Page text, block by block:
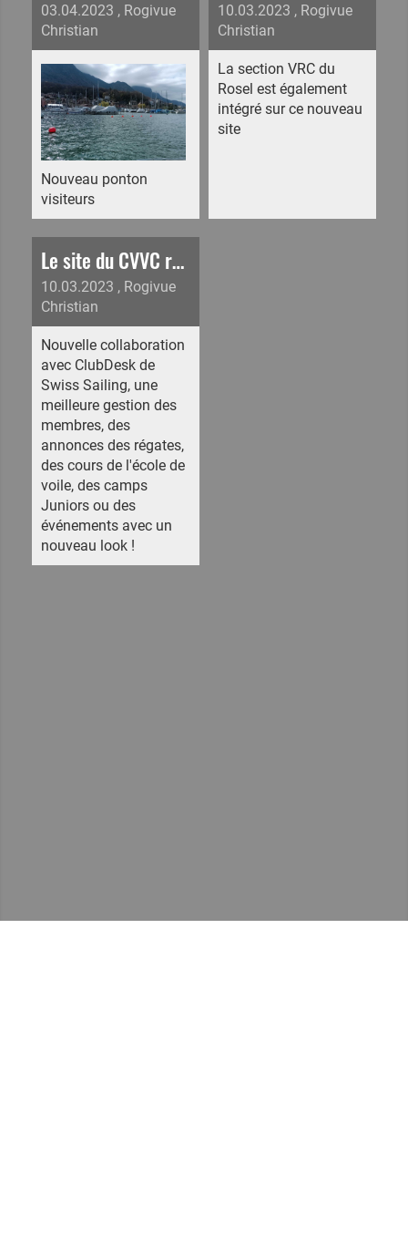
03.04.2023 , Rogivue
Christian
Nouveau ponton
visiteurs
10.03.2023 , Rogivue
Christian
La section VRC du
Rosel est également
intégré sur ce nouveau
site
Le site du CVVC refait à neuf
10.03.2023 , Rogivue
Christian
Nouvelle collaboration
avec ClubDesk de
Swiss Sailing, une
meilleure gestion des
membres, des
annonces des régates,
des cours de l'école de
voile, des camps
Juniors ou des
événements avec un
nouveau look !